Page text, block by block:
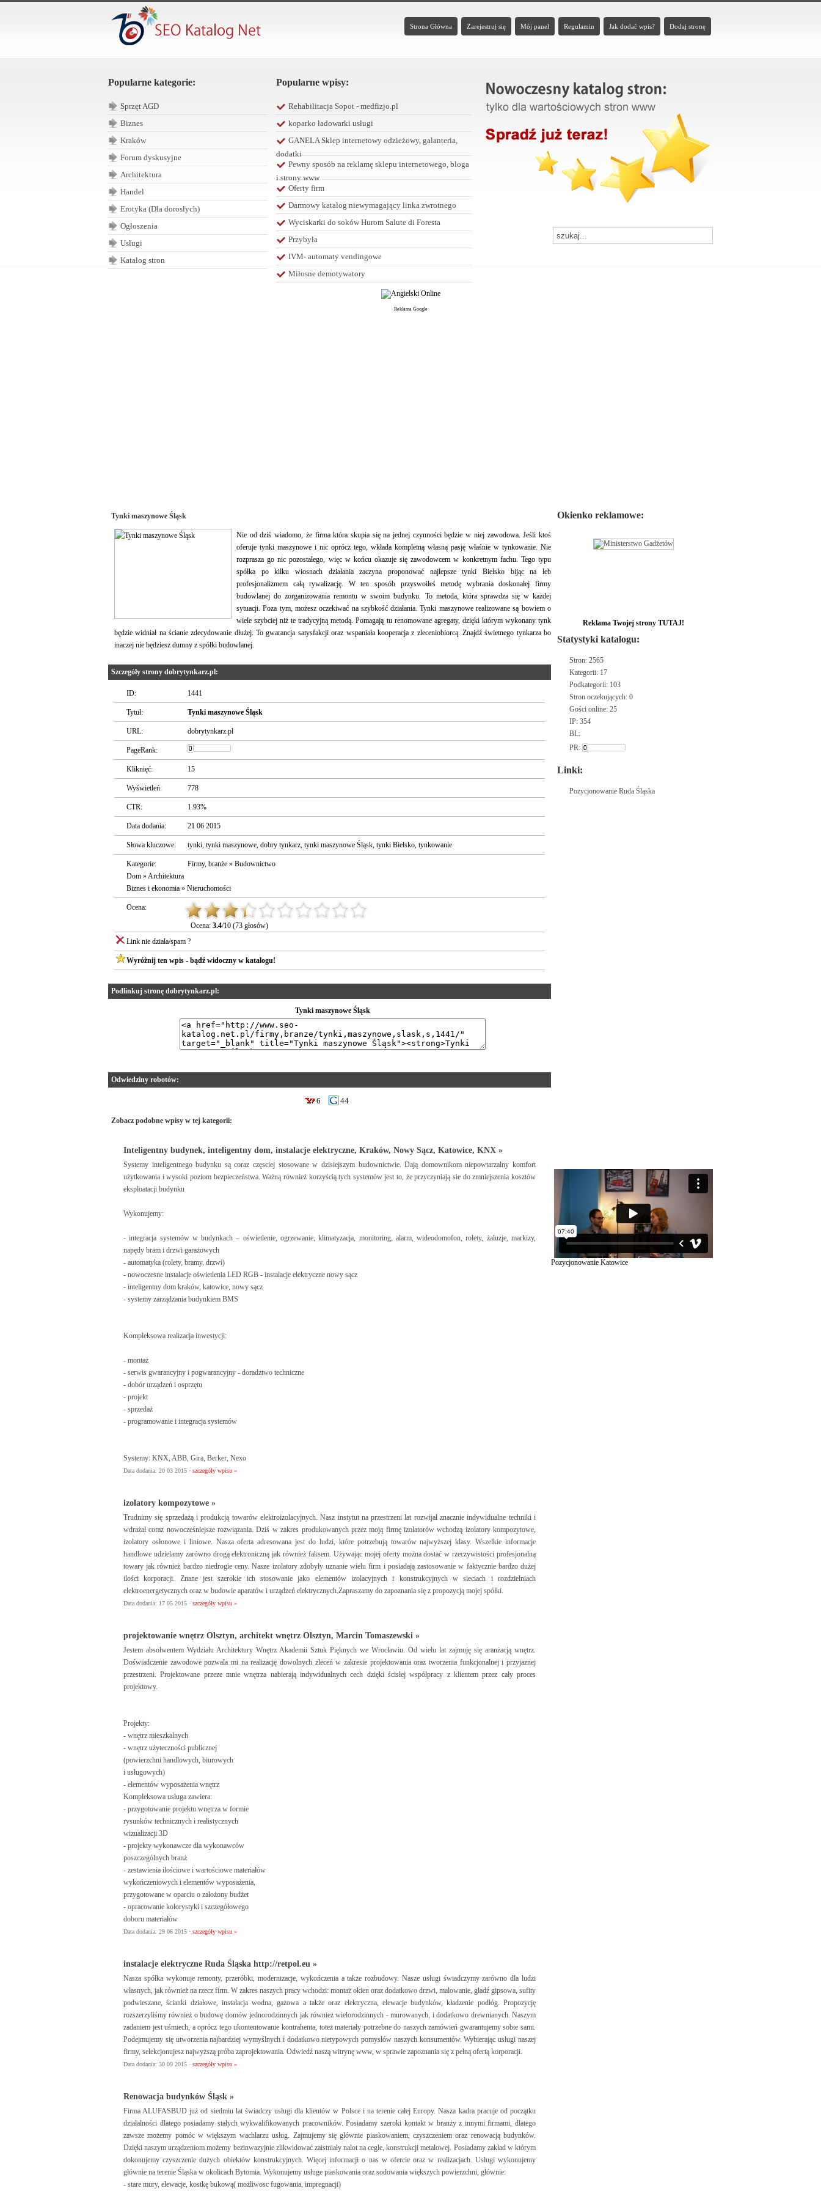
Strona Główna Zarejestruj się Mój panel Regulamin Jak dodać wpis? Dodaj stronę
Popularne kategorie:
Sprzęt AGD
Biznes
Kraków
Forum dyskusyjne
Architektura
Handel
Erotyka (Dla dorosłych)
Ogłoszenia
Usługi
Katalog stron
Popularne wpisy:
Rehabilitacja Sopot - medfizjo.pl
koparko ładowarki usługi
GANELA Sklep internetowy odzieżowy, galanteria,
dodatki
Pewny sposób na reklamę sklepu internetowego, bloga
i strony www
Oferty firm
Darmowy katalog niewymagający linka zwrotnego
Wyciskarki do soków Hurom Salute di Foresta
Przybyła
IVM- automaty vendingowe
Miłosne demotywatory
Reklama Google
Okienko reklamowe:
Reklama Twojej strony TUTAJ!
Statystyki katalogu:
Stron: 2565
Kategorii: 17
Podkategorii: 103
Stron oczekujących: 0
Gości online: 25
IP: 354
BL:
PR:
Linki:
Pozycjonowanie Ruda Śląska
Tynki maszynowe Śląsk
Nie od dziś wiadomo, że firma która skupia się na jednej czynności będzie w niej zawodowa. Jeśli ktoś
oferuje tynki maszynowe i nic oprócz tego, wkłada kompletną własną pasję właśnie w tynkowanie. Nie
rozprasza go nic pozostałego, więc w końcu okazuje się zawodowcem w konkretnym fachu. Tego typu
spółka po kilku wiosnach działania zaczyna proponować najlepsze tynki Bielsko bijąc na łeb
profesjonalizmem całą rywalizację. W ten sposób przyswoiłeś metodę wybrania doskonałej firmy
budowlanej do zorganizowania remontu w swoim budynku. To metoda, która sprawdza się w każdej
sytuacji. Poza tym, możesz oczekiwać na szybkość działania. Tynki maszynowe realizowane są bowiem o
wiele szybciej niż te tradycyjną metodą. Pomagają tu renomowane agregaty, dzięki którym wykonany tynk
będzie widniał na ścianie zdecydowanie dłużej. To gwarancja satysfakcji oraz wspaniała kooperacja z zleceniobiorcą. Znajdź świetnego tynkarza bo
inaczej nie będziesz dumny z spółki budowlanej.
Szczegóły strony dobrytynkarz.pl:
ID: 1441
Tytuł: Tynki maszynowe Śląsk
URL: dobrytynkarz.pl
PageRank:
Kliknięć: 15
Wyświetleń: 778
CTR: 1.93%
Data dodania: 21 06 2015
Słowa kluczowe: tynki, tynki maszynowe, dobry tynkarz, tynki maszynowe Śląsk, tynki Bielsko, tynkowanie
Kategorie: Firmy, branże » Budownictwo
Dom »Architektura
Biznes i ekonomia » Nieruchomości
Ocena:
Ocena: 3.4/10 (73 głosów)
Link nie działa/spam ?
Wyróżnij ten wpis - bądź widoczny w katalogu!
Podlinkuj stronę dobrytynkarz.pl:
Tynki maszynowe Śląsk
Odwiedziny robotów:
6 44
Zobacz podobne wpisy w tej kategorii:
Inteligentny budynek, inteligentny dom, instalacje elektryczne, Kraków, Nowy Sącz, Katowice, KNX »
Systemy inteligentnego budynku są coraz częsciej stosowane w dzisiejszym budownictwie. Dają domownikom niepowtarzalny komfort
użytkowania i wysoki poziom bezpieczeństwa. Ważną również korzyścią tych systemów jest to, że przyczyniają sie do zmniejszenia kosztów
eksploatacji budynku
Wykonujemy:
- integracja systemów w budynkach – oświetlenie, ogrzewanie, klimatyzacja, monitoring, alarm, wideodomofon, rolety, żaluzje, markizy,
napędy bram i drzwi garażowych
- automatyka (rolety, bramy, drzwi)
- nowoczesne instalacje oświetlenia LED RGB - instalacje elektryczne nowy sącz
- inteligentny dom kraków, katowice, nowy sącz
- systemy zarządzania budynkiem BMS
Kompleksowa realizacja inwestycji:
- montaż
- serwis gwarancyjny i pogwarancyjny - doradztwo techniczne
- dobór urządzeń i osprzętu
- projekt
- sprzedaż
- programowanie i integracja systemów
Systemy: KNX, ABB, Gira, Berker, Nexo
Data dodania: 20 03 2015 · szczegóły wpisu »
izolatory kompozytowe »
Trudnimy się sprzedażą i produkcją towarów elektroizolacyjnych. Nasz instytut na przestrzeni lat rozwijał znacznie indywidualne techniki i
wdrażał coraz nowocześniejsze rozwiązania. Dziś w zakres produkowanych przez moją firmę izolatorów wchodzą izolatory kompozytowe,
izolatory osłonowe i liniowe. Nasza oferta adresowana jest do ludzi, które potrzebują towarów najwyższej klasy. Wszelkie informacje
handlowe udzielamy zarówno drogą elektroniczną jak również faksem. Używając mojej oferty można dostać w rzeczywistości profesjonalną
towary jak również bardzo niedrogie ceny. Nasze izolatory zdobyły uznanie wielu firm i posiadają zastosowanie w faktycznie bardzo dużej
ilości korporacji. Znane jest szerokie ich stosowanie jako elementów izolacyjnych i konstrukcyjnych w sieciach i rozdzielniach
elektroenergetycznych oraz w budowie aparatów i urządzeń elektrycznych.Zapraszamy do zapoznania się z propozycją mojej spółki.
Data dodania: 17 05 2015 · szczegóły wpisu »
projektowanie wnętrz Olsztyn, architekt wnętrz Olsztyn, Marcin Tomaszewski »
Jestem absolwentem Wydziału Architektury Wnętrz Akademii Sztuk Pięknych we Wrocławiu. Od wielu lat zajmuję się aranżacją wnętrz.
Doświadczenie zawodowe pozwala mi na realizację dowolnych zleceń w zakresie projektowania oraz tworzenia funkcjonalnej i przyjaznej
przestrzeni. Projektowane przeze mnie wnętrza nabierają indywidualnych cech dzięki ścisłej współpracy z klientem przez cały proces
projektowy.
Projekty:
- wnętrz mieszkalnych
- wnętrz użyteczności publicznej
(powierzchni handlowych, biurowych
i usługowych)
- elementów wyposażenia wnętrz
Kompleksowa usługa zawiera:
- przygotowanie projektu wnętrza w formie
rysunków technicznych i realistycznych
wizualizacji 3D
- projekty wykonawcze dla wykonawców
poszczególnych branż
- zestawienia ilościowe i wartościowe materiałów
wykończeniowych i elementów wyposażenia,
przygotowane w oparciu o założony budżet
- opracowanie kolorystyki i szczegółowego
doboru materiałów
Data dodania: 29 06 2015 · szczegóły wpisu »
instalacje elektryczne Ruda Śląska http://retpol.eu »
Nasza spółka wykonuje remonty, przeróbki, modernizacje, wykończenia a także rozbudowy. Nasze usługi świadczymy zarówno dla ludzi
własnych, jak również na rzecz firm. W zakres naszych pracy wchodzi: montaż okien oraz dodatkowo drzwi, malowanie, gładź gipsowa, sufity
podwieszane, ścianki działowe, instalacja wodna, gazowa a także oraz elektryczna, elewacje budynków, kładzenie podłóg. Propozycję
rozszerzyliśmy również o budowę domów jednorodzinnych jak również wielorodzinnych - murowanych, i dodatkowo drewnianych. Naszym
zadaniem jest uśmiech, a oprócz tego ukontentowanie kontrahenta, toteż materiały potrzebne do naszych zamówień gwarantujemy sobie sami.
Podejmujemy się utworzenia najbardziej wymyślnych i dodatkowo nietypowych pomysłów naszych konsumentów. Wybierając usługi naszej
firmy, selekcjonujesz najwyższą próba zaprojektowania. Odwiedź naszą witrynę www, w sprawie zapoznania się z pełną ofertą korporacji.
Data dodania: 30 09 2015 · szczegóły wpisu »
Renowacja budynków Śląsk »
Firma ALUFASBUD już od siedmiu lat świadczy usługi dla klientów w Polsce i na terenie całej Europy. Nasza kadra pracuje od początku
działalności dlatego posiadamy stałych wykwalifikowanych pracowników. Posiadamy szeroki kontakt w branży z innymi firmami, dlatego
zawsze możemy pomóc w większym wachlarzu usług. Zajmujemy się głównie piaskowaniem, czyszczeniem oraz renowacją budynków.
Dzięki naszym urządzeniom możemy bezinwazyjnie zlikwidować zaistniały nalot na cegle, konstrukcji metalowej. Posiadamy zakład w którym
dokonujemy czyszczenie dużych obiektów konstrukcyjnych. Więcej informacji o nas w ofercie oraz w realizacjach. Usługi wykonujemy
głównie na terenie Śląska w okolicach Bytomia. Wykonujemy usługe piaskowania oraz sodowania większych powierzchni, głównie:
- stare mury, elewacje, kostkę bukową( możliwosc fugowania, impregnacji)
Pozycjonowanie Katowice